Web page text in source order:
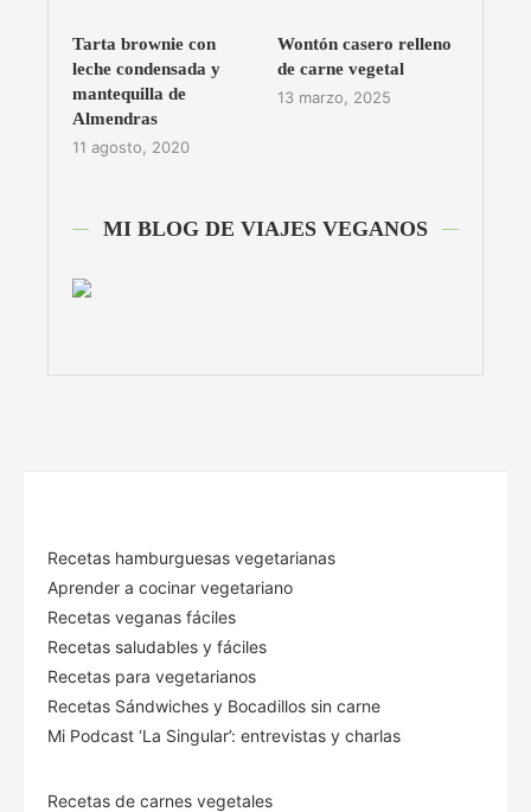
Tarta brownie con
leche condensada y
mantequilla de
Almendras
11 agosto, 2020
Wontón casero relleno
de carne vegetal
13 marzo, 2025
MI BLOG DE VIAJES VEGANOS
Recetas hamburguesas vegetarianas
Aprender a cocinar vegetariano
Recetas veganas fáciles
Recetas saludables y fáciles
Recetas para vegetarianos
Recetas Sándwiches y Bocadillos sin carne
Mi Podcast ‘La Singular’: entrevistas y charlas
Recetas de carnes vegetales